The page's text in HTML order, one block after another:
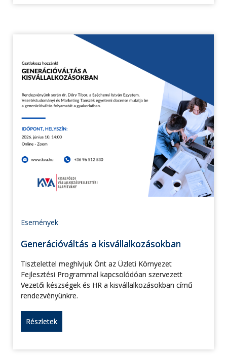
Események
Generációváltás a kisvállalkozásokban
Tisztelettel meghívjuk Önt az Üzleti Környezet
Fejlesztési Programmal kapcsolódóan szervezett
Vezetői készségek és HR a kisvállalkozásokban című
rendezvényünkre.
Részletek